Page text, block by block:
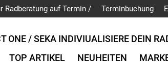
Radberatung auf Termin / Terminbuchung
ONE / SEKA INDIVIUALISIERE DEIN
TOP ARTIKEL
NEUHEITEN